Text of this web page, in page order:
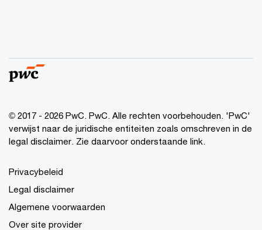
© 2017 - 2026 PwC. PwC. Alle rechten voorbehouden. 'PwC'
verwijst naar de juridische entiteiten zoals omschreven in de
legal disclaimer. Zie daarvoor onderstaande link.
Privacybeleid
Legal disclaimer
Algemene voorwaarden
Over site provider